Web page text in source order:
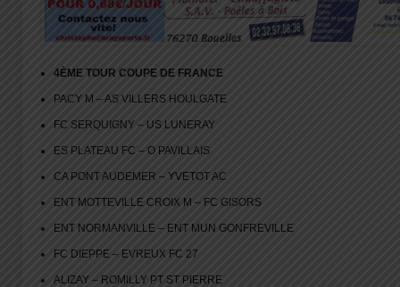
4ÈME TOUR COUPE DE FRANCE
PACY M – AS VILLERS HOULGATE
FC SERQUIGNY – US LUNERAY
ES PLATEAU FC – O PAVILLAIS
CA PONT AUDEMER – YVETOT AC
ENT MOTTEVILLE CROIX M – FC GISORS
ENT NORMANVILLE – ENT MUN GONFREVILLE
FC DIEPPE – EVREUX FC 27
ALIZAY – ROMILLY PT ST PIERRE